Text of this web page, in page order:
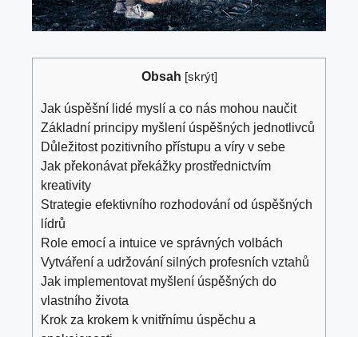
Obsah [skrýt]
Jak úspěšní lidé myslí a co nás mohou naučit
Základní principy myšlení úspěšných jednotlivců
Důležitost pozitivního přístupu a víry v sebe
Jak překonávat překážky prostřednictvím
kreativity
Strategie efektivního rozhodování od úspěšných
lídrů
Role emocí a intuice ve správných volbách
Vytváření a udržování silných profesních vztahů
Jak implementovat myšlení úspěšných do
vlastního života
Krok za krokem k vnitřnímu úspěchu a